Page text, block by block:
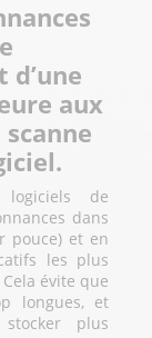
d’une
aux
logiciels de
dans
pouce) et en
les plus
évite que
longues, et
plus